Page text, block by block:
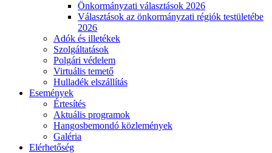
Önkormányzati választások 2026
Választások az önkormányzati régiók testületébe
2026
Adók és illetékek
Szolgáltatások
Polgári védelem
Virtuális temető
Hulladék elszállítás
Események
Értesítés
Aktuális programok
Hangosbemondó közlemények
Galéria
Elérhetőség